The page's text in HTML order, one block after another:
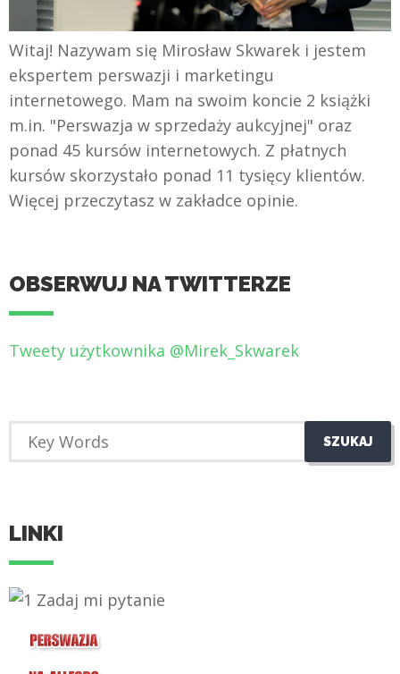
Witaj! Nazywam się Mirosław Skwarek i jestem
ekspertem perswazji i marketingu
internetowego. Mam na swoim koncie 2 książki
m.in. "Perswazja w sprzedaży aukcyjnej" oraz
ponad 45 kursów internetowych. Z płatnych
kursów skorzystało ponad 11 tysięcy klientów.
Więcej przeczytasz w zakładce opinie.
OBSERWUJ NA TWITTERZE
Tweety użytkownika @Mirek_Skwarek
LINKI